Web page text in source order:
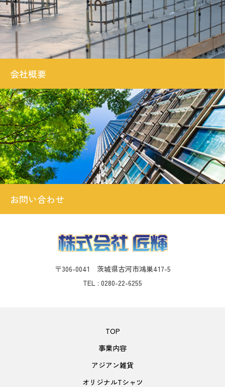
会社概要
お問い合わせ
〒306-0041 茨城県古河市鴻巣417-5
TEL : 0280-22-6255
TOP
事業内容
アジアン雑貨
オリジナルTシャツ